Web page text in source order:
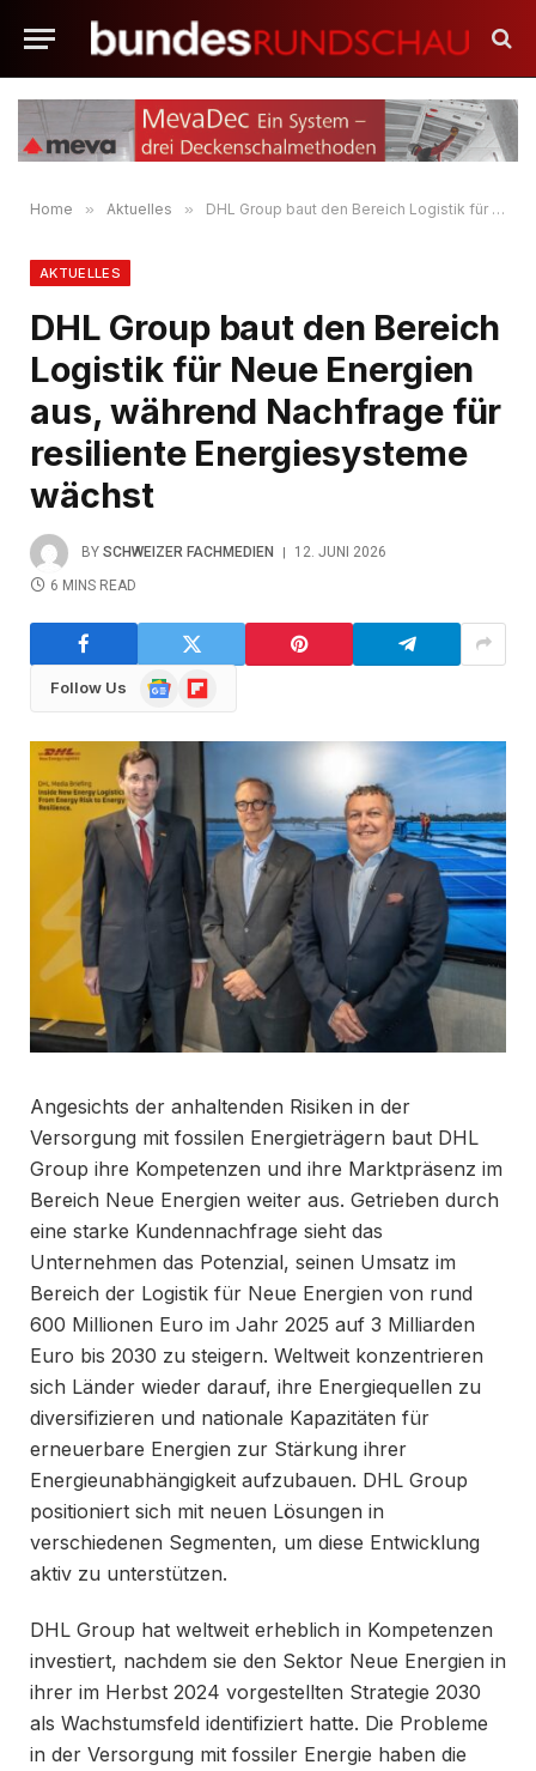
Home » Aktuelles » DHL Group baut den Bereich Logistik für Neue Energien aus, während Nachfrage für resiliente Energiesysteme wächst
AKTUELLES
DHL Group baut den Bereich
Logistik für Neue Energien
aus, während Nachfrage für
resiliente Energiesysteme
wächst
BY SCHWEIZER FACHMEDIEN
12. JUNI 2026
6 MINS READ
Follow Us
GoogleFlipboard
Angesichts der anhaltenden Risiken in der
Versorgung mit fossilen Energieträgern baut DHL
Group ihre Kompetenzen und ihre Marktpräsenz im
Bereich Neue Energien weiter aus. Getrieben durch
eine starke Kundennachfrage sieht das
Unternehmen das Potenzial, seinen Umsatz im
Bereich der Logistik für Neue Energien von rund
600 Millionen Euro im Jahr 2025 auf 3 Milliarden
Euro bis 2030 zu steigern. Weltweit konzentrieren
sich Länder wieder darauf, ihre Energiequellen zu
diversifizieren und nationale Kapazitäten für
erneuerbare Energien zur Stärkung ihrer
Energieunabhängigkeit aufzubauen. DHL Group
positioniert sich mit neuen Lösungen in
verschiedenen Segmenten, um diese Entwicklung
aktiv zu unterstützen.
DHL Group hat weltweit erheblich in Kompetenzen
investiert, nachdem sie den Sektor Neue Energien in
ihrer im Herbst 2024 vorgestellten Strategie 2030
als Wachstumsfeld identifiziert hatte. Die Probleme
in der Versorgung mit fossiler Energie haben die